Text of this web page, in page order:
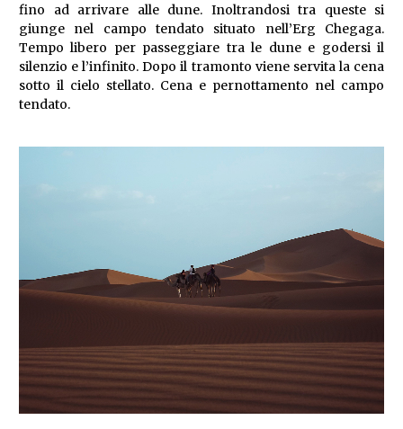
fino ad arrivare alle dune. Inoltrandosi tra queste si
giunge nel campo tendato situato nell’Erg Chegaga.
Tempo libero per passeggiare tra le dune e godersi il
silenzio e l’infinito. Dopo il tramonto viene servita la cena
sotto il cielo stellato. Cena e pernottamento nel campo
tendato.